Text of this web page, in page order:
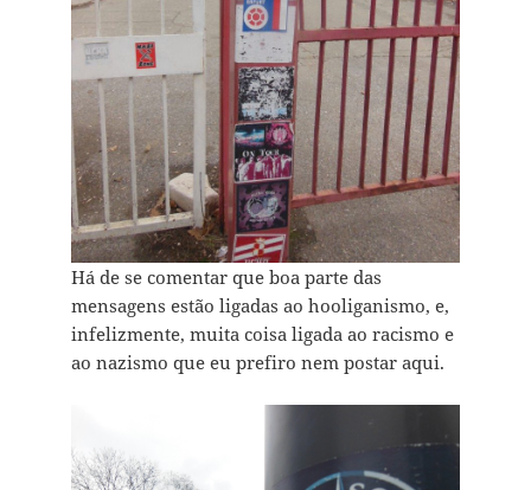
Há de se comentar que boa parte das
mensagens estão ligadas ao hooliganismo, e,
infelizmente, muita coisa ligada ao racismo e
ao nazismo que eu prefiro nem postar aqui.